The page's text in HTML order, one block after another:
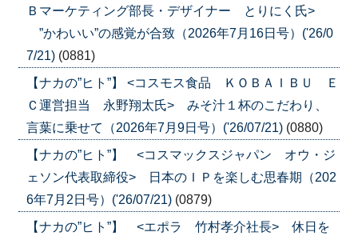
Ｂマーケティング部長・デザイナー とりにく氏>
”かわいい”の感覚が合致（2026年7月16日号）('26/0
7/21) (0881)
【ナカの”ヒト”】 <コスモス食品 ＫＯＢＡＩＢＵ Ｅ
Ｃ運営担当 永野翔太氏> みそ汁１杯のこだわり、
言葉に乗せて（2026年7月9日号）('26/07/21) (0880)
【ナカの”ヒト”】 <コスマックスジャパン オウ・ジ
ェソン代表取締役> 日本のＩＰを楽しむ思春期（202
6年7月2日号）('26/07/21) (0879)
【ナカの”ヒト”】 <エポラ 竹村孝介社長> 休日を